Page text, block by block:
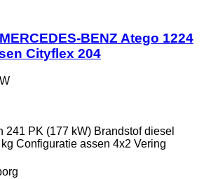
BENZ Atego 1224
Cityflex 204
241 PK (177 kW) Brandstof diesel
Configuratie assen 4x2 Vering